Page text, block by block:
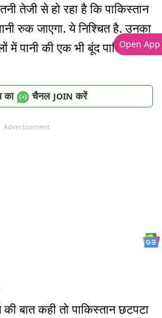
तेजी से हो रहा है कि पाकिस्तान
रुक जाएगा. ये निश्चित है. उनका
में पानी की एक भी बूंद पाकिस्तान
का चैनल JOIN करें
Advertisement
बात कही तो पाकिस्तान छटपटा
Open App